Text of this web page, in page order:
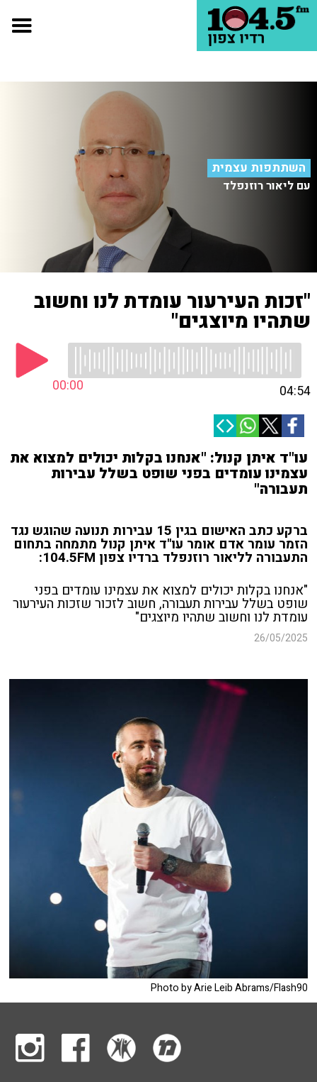
השתתפות עצמית
עם ליאור רוזנפלד
"זכות העירעור עומדת לנו וחשוב
שתהיו מיוצגים"
00:00 04:54
עו"ד איתן קנול: "אנחנו בקלות יכולים למצוא את
עצמינו עומדים בפני שופט בשלל עבירות
תעבורה"
ברקע כתב האישום בגין 15 עבירות תנועה שהוגש נגד
הזמר עומר אדם אומר עו"ד איתן קנול מתמחה בתחום
התעבורה לליאור רוזנפלד ברדיו צפון 104.5FM:
"אנחנו בקלות יכולים למצוא את עצמינו עומדים בפני
שופט בשלל עבירות תעבורה, חשוב לזכור שזכות העירעור
עומדת לנו וחשוב שתהיו מיוצגים"
26/05/2025
Photo by Arie Leib Abrams/Flash90